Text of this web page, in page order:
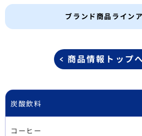
ブランド商品ライン
商品情報トップ
炭酸飲料
コーヒー